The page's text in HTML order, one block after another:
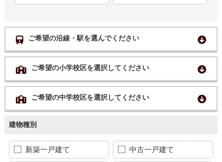
ご希望の沿線・駅を選んでください
ご希望の小学校区を選択してください
ご希望の中学校区を選択してください
建物種別
新築一戸建て 中古一戸建て